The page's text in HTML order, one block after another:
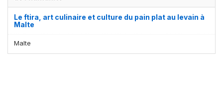
Le ftira, art culinaire et culture du pain plat au levain à
Malte
Malte